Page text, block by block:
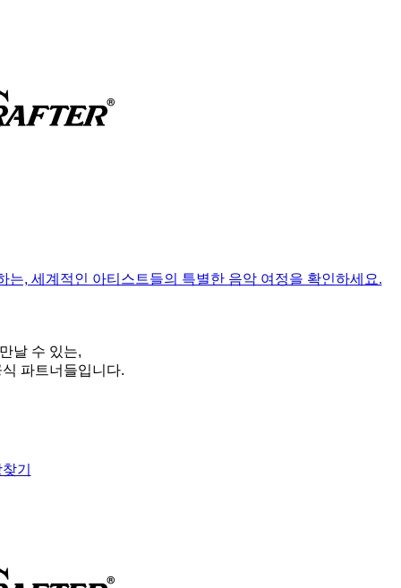
는, 세계적인 아티스트들의 특별한 음악 여정을 확인하세요.
날 수 있는,
파트너들입니다.
기